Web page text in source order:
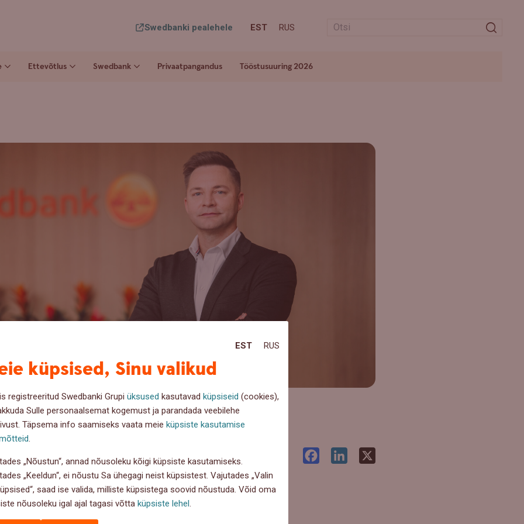
EST RUS
küpsised, Sinu valikud
registreeritud Swedbanki Grupiüksused kasutavadküpsiseid (cookies),
Sulle personaalsemat kogemust ja parandada veebilehe
Täpsema info saamiseks vaata meieküpsiste kasutamise
.
„Nõustun“, annad nõusoleku kõigi küpsiste kasutamiseks.
„Keeldun“, ei nõustu Sa ühegagi neist küpsistest. Vajutades „Valin
saad ise valida, milliste küpsistega soovid nõustuda. Võid oma
nõusoleku igal ajal tagasi võttaküpsiste lehel.
Swedbanki pealehele EST RUS
Ettevõtlus Swedbank Privaatpangandus Tööstusuuring 2026
19. sept 2025 FacebookLinkedIn